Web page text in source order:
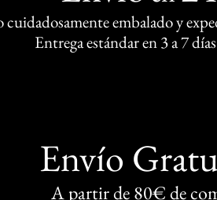
cuidadosamente embalado y
Entrega estándar en 3 a 7
Envío
A partir de 80€ de